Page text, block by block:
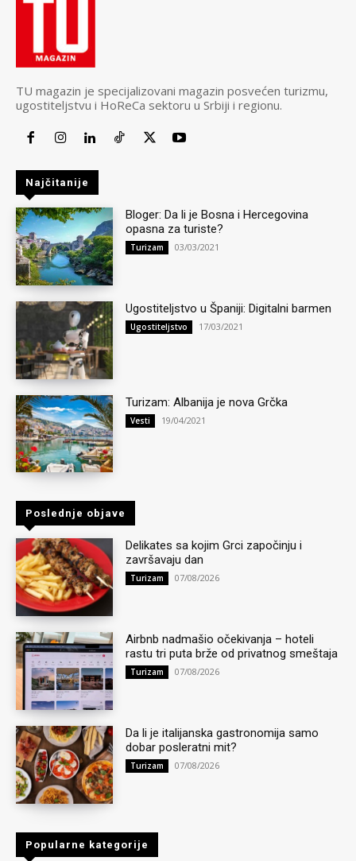
TU magazin je specijalizovani magazin posvećen turizmu,
ugostiteljstvu i HoReCa sektoru u Srbiji i regionu.
Najčitanije
Bloger: Da li je Bosna i Hercegovina
opasna za turiste?
Turizam 03/03/2021
Ugostiteljstvo u Španiji: Digitalni barmen
Ugostiteljstvo 17/03/2021
Turizam: Albanija je nova Grčka
Vesti 19/04/2021
Poslednje objave
Delikates sa kojim Grci započinju i
završavaju dan
Turizam 07/08/2026
Airbnb nadmašio očekivanja – hoteli
rastu tri puta brže od privatnog smeštaja
Turizam 07/08/2026
Da li je italijanska gastronomija samo
dobar posleratni mit?
Turizam 07/08/2026
Popularne kategorije